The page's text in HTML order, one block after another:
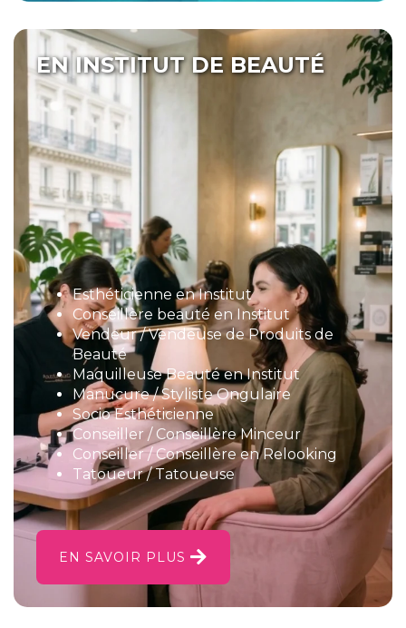
EN INSTITUT DE BEAUTÉ
Esthéticienne en Institut
Conseillère beauté en Institut
Vendeur / Vendeuse de Produits de
Beauté
Maquilleuse Beauté en Institut
Manucure / Styliste Ongulaire
Socio Esthéticienne
Conseiller / Conseillère Minceur
Conseiller / Conseillère en Relooking
Tatoueur / Tatoueuse
EN SAVOIR PLUS